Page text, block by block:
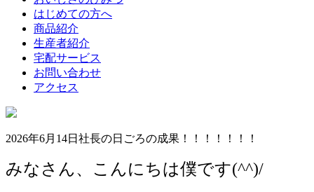
はじめての方へ
商品紹介
生産者紹介
宅配サービス
お問い合わせ
アクセス
2026年6月14日 社長の日ごろの成果！！！！！！！
みなさん、こんにちは僕です(^^)/